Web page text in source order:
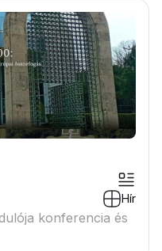
Hír
konferencia és